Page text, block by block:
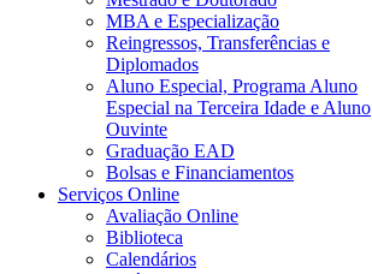
MBA e Especialização
Reingressos, Transferências e
Diplomados
Aluno Especial, Programa Aluno
Especial na Terceira Idade e Aluno
Ouvinte
Graduação EAD
Bolsas e Financiamentos
Serviços Online
Avaliação Online
Biblioteca
Calendários